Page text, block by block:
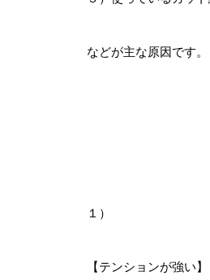
などが主な原因です。
１）
【テンションが強い】